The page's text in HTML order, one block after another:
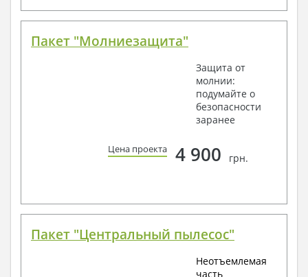
Пакет "Молниезащита"
Защита от
молнии:
подумайте о
безопасности
заранее
Цена проекта 4 900 грн.
Пакет "Центральный пылесос"
Неотъемлемая
часть